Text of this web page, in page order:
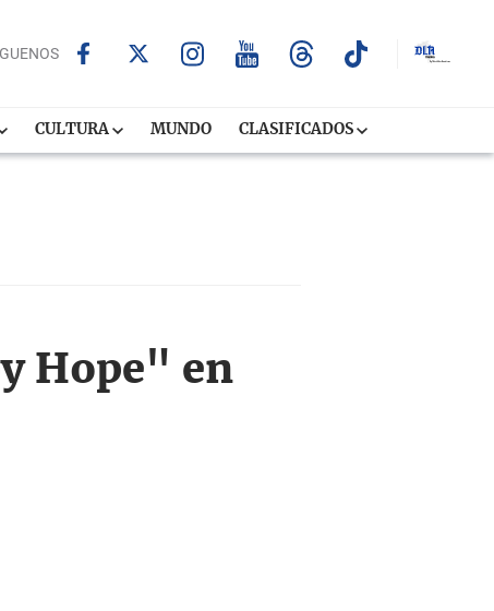
CULTURA MUNDO CLASIFICADOS
Hope" en